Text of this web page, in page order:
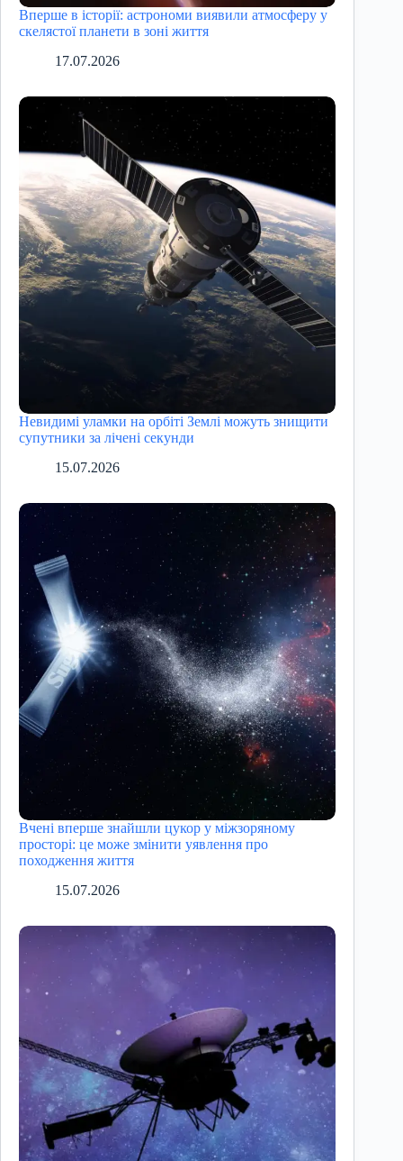
Вперше в історії: астрономи виявили атмосферу у
скелястої планети в зоні життя
17.07.2026
Невидимі уламки на орбіті Землі можуть знищити
супутники за лічені секунди
15.07.2026
Вчені вперше знайшли цукор у міжзоряному
просторі: це може змінити уявлення про
походження життя
15.07.2026